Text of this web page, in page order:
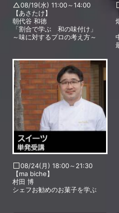
08/19(水) 11:00～14:00
【あさたけ】
朝代谷 和徳
「割合で学ぶ 和の味付け」
～味に対するプロの考え方～
08/24(月) 18:00～21:30
【ma biche】
村田 博
シェフお勧めのお菓子を学ぶ